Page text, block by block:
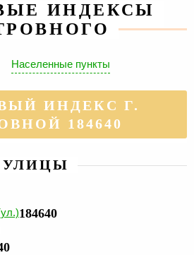
ИНДЕКСЫ
Населенные пункты
ИНДЕКС Г.
184640
УЛИЦЫ
184640